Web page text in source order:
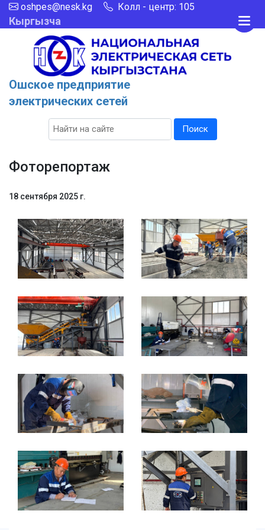
oshpes@nesk.kg Колл - центр: 105
Кыргызча
Ошское предприятие
электрических сетей
Поиск
Фоторепортаж
18 сентября 2025 г.